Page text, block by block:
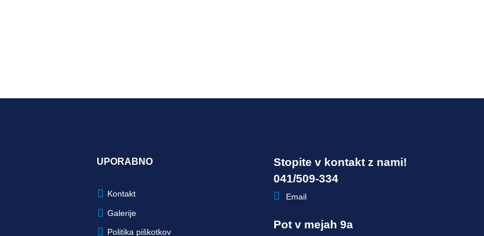
UPORABNO
Kontakt
Galerije
Politika piškotkov
Stopite v kontakt z nami!
041/509-334
Email
Pot v mejah 9a